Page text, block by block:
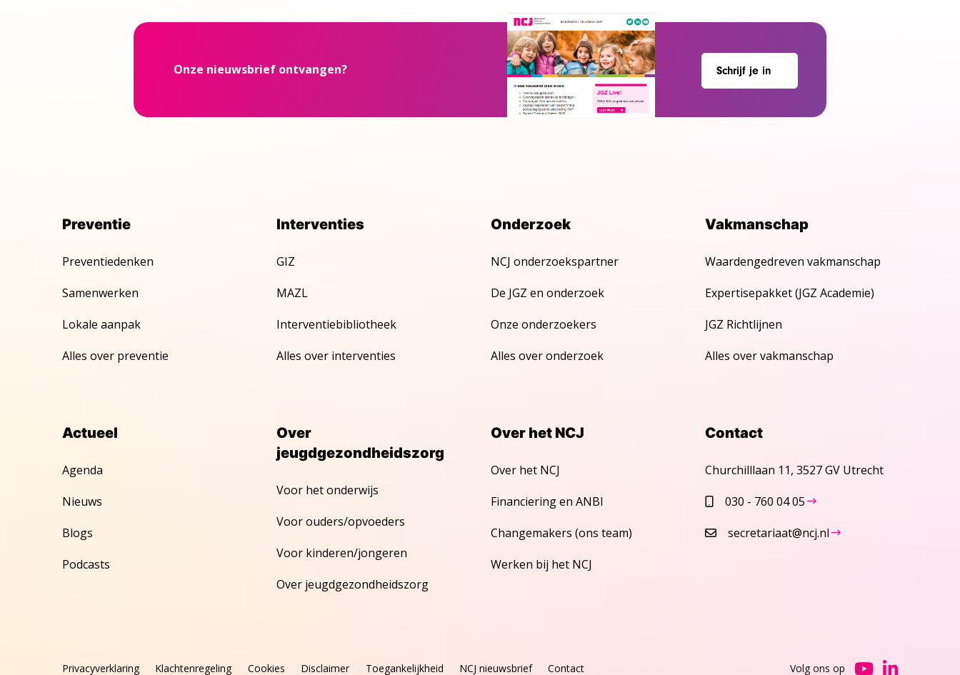
Onze nieuwsbrief ontvangen? Schrijf je in
Preventie
Preventiedenken
Samenwerken
Lokale aanpak
Alles over preventie
Interventies
GIZ
MAZL
Interventiebibliotheek
Alles over interventies
Onderzoek
NCJ onderzoekspartner
De JGZ en onderzoek
Onze onderzoekers
Alles over onderzoek
Vakmanschap
Waardengedreven vakmanschap
Expertisepakket (JGZ Academie)
JGZ Richtlijnen
Alles over vakmanschap
Actueel
Agenda
Nieuws
Blogs
Podcasts
Over
jeugdgezondheidszorg
Voor het onderwijs
Voor ouders/opvoeders
Voor kinderen/jongeren
Over jeugdgezondheidszorg
Over het NCJ
Over het NCJ
Financiering en ANBI
Changemakers (ons team)
Werken bij het NCJ
Contact
Churchilllaan 11, 3527 GV Utrecht
030 - 760 04 05
secretariaat@ncj.nl
Privacyverklaring Klachtenregeling Cookies Disclaimer Toegankelijkheid NCJ nieuwsbrief Contact Volg ons op